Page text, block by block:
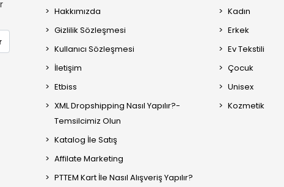
Hakkımızda
Gizlilik Sözleşmesi
Kullanıcı Sözleşmesi
İletişim
Etbiss
XML Dropshipping Nasıl Yapılır?-
Temsilcimiz Olun
Katalog İle Satış
Affilate Marketing
PTTEM Kart İle Nasıl Alışveriş Yapılır?
Kadın
Erkek
Ev Tekstili
Çocuk
Unisex
Kozmetik